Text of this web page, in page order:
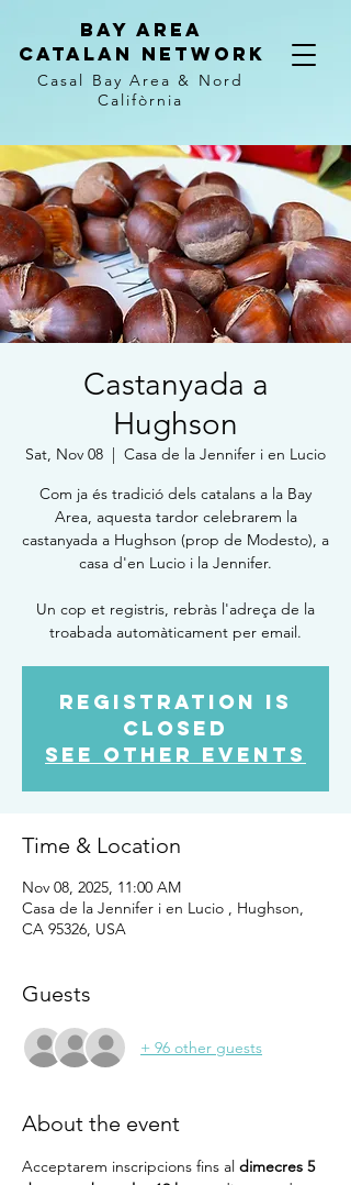
Bay Area
Catalan Network
Casal Bay Area & Nord
Califòrnia
Castanyada a
Hughson
Sat, Nov 08
  |
Casa de la Jennifer i en Lucio
Com ja és tradició dels catalans a la Bay
Area, aquesta tardor celebrarem la
castanyada a Hughson (prop de Modesto), a
casa d'en Lucio i la Jennifer.
Un cop et registris, rebràs l'adreça de la
troabada automàticament per email.
Registration is
Closed
See other events
Time & Location
Nov 08, 2025, 11:00 AM
Casa de la Jennifer i en Lucio , Hughson,
CA 95326, USA
Guests
+ 96 other guests
About the event
Acceptarem inscripcions fins al dimecres 5